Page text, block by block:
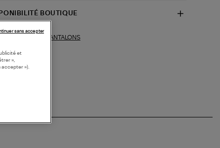
BOUTIQUE
PANTALONS
et
»,
accepter »).
sans accepter